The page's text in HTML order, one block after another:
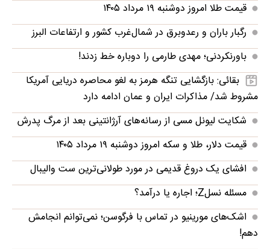
قیمت طلا امروز دوشنبه ۱۹ مرداد ۱۴۰۵
رگبار باران و رعدوبرق در شمال‌غرب کشور و ارتفاعات البرز
باورنکردنی؛ مهدی طارمی را دوباره خط زدند!
بقائی: بازگشایی تنگه هرمز به لغو محاصره دریایی آمریکا
مشروط شد/ مذاکرات ایران و عمان ادامه دارد
شکایت لیونل مسی از رسانه‌های آرژانتینی بعد از مرگ پدرش
قیمت دلار، طلا و سکه امروز دوشنبه ۱۹ مرداد ۱۴۰۵
افشای یک دروغ قدیمی در مورد طولانی‌ترین ست والیبال
مسئله نسلZ؛ اجاره یا درآمد؟
اشک‌های مورینیو در تماس با فرگوسن؛ نمی‌توانم انجامش
دهم!